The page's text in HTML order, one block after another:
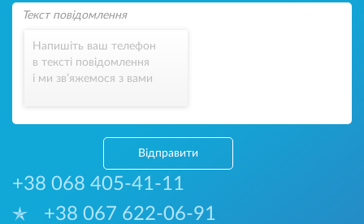
Напишіть ваш телефон
в тексті повідомлення
і ми зв’яжемося з вами
Відправити
+38 068 405-41-11
+38 067 622-06-91